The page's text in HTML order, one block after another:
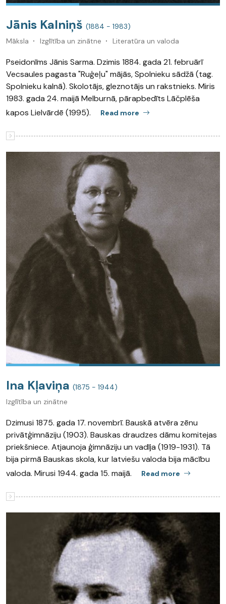
Jānis Kalniņš (1884 - 1983)
Māksla
Izglītība un zinātne Literatūra un valoda
Pseidonīms Jānis Sarma. Dzimis 1884. gada 21. februārī
Vecsaules pagasta "Ruģeļu" mājās, Spolnieku sādžā (tag.
Spolnieku kalnā). Skolotājs, gleznotājs un rakstnieks. Miris
1983. gada 24. maijā Melburnā, pārapbedīts Lāčplēša
kapos Lielvārdē (1995).
Read more
Ina Kļaviņa (1875 - 1944)
Izglītība un zinātne
Dzimusi 1875. gada 17. novembrī. Bauskā atvēra zēnu
privātģimnāziju (1903). Bauskas draudzes dāmu komitejas
priekšniece. Atjaunoja ģimnāziju un vadīja (1919-1931). Tā
bija pirmā Bauskas skola, kur latviešu valoda bija mācību
valoda. Mirusi 1944. gada 15. maijā.
Read more